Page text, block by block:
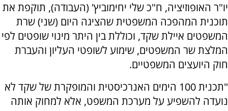
יו"ר האופוזיציה, ח"כ שלי יחימוביץ' (העבודה), תוקפת את
תוכנית המהפכה המשפטית שהציגה היום (שני) שרת
המשפטים איילת שקד, וכוללת בין היתר מינוי שופטים לפי
המלצת שר המשפטים, שימוע לשופטי העליון והעברת
חוק היועצים המשפטיים.
"תכנית 100 הימים האנרכיסטית והמופקרת של שקד לא
נועדה להשפיע על מערכת המשפט, אלא למחוק אותה